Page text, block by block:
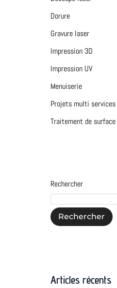
Dorure
Gravure laser
Impression 3D
Impression UV
Menuiserie
Projets multi services
Traitement de surface
Rechercher
Rechercher
Articles récents